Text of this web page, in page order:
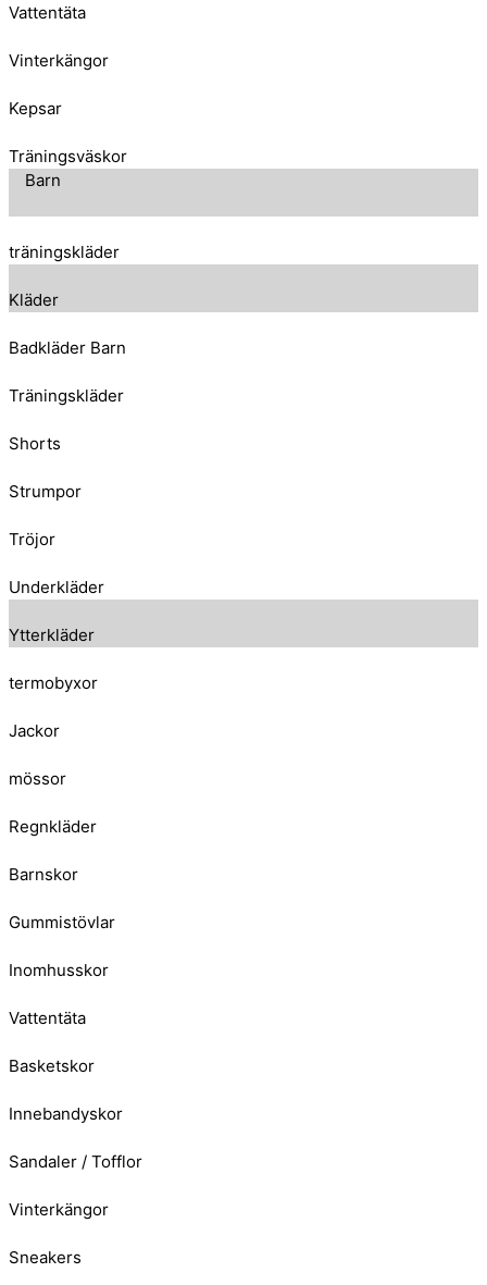
Vattentäta
Vinterkängor
Kepsar
Träningsväskor
Barn
träningskläder
Kläder
Badkläder Barn
Träningskläder
Shorts
Strumpor
Tröjor
Underkläder
Ytterkläder
termobyxor
Jackor
mössor
Regnkläder
Barnskor
Gummistövlar
Inomhusskor
Vattentäta
Basketskor
Innebandyskor
Sandaler / Tofflor
Vinterkängor
Sneakers